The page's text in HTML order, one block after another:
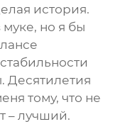
история.
муке, но я бы
Десятилетия
тому, что не
– лучший.